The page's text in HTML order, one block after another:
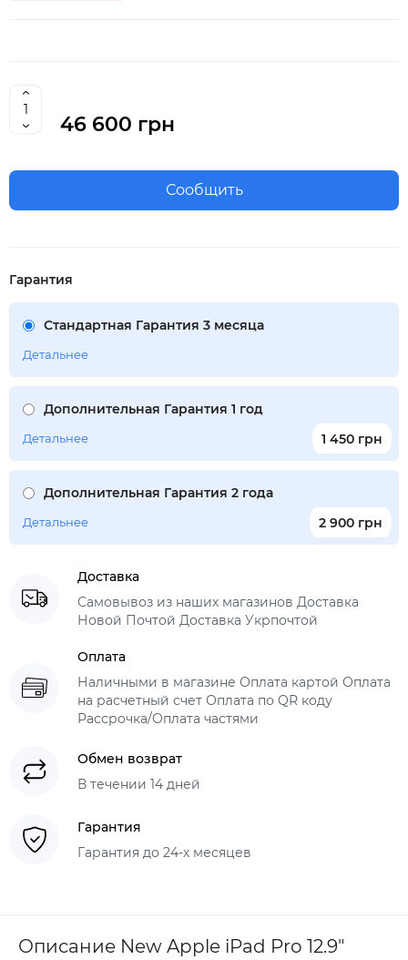
46 600 грн
Сообщить
Гарантия
Стандартная Гарантия 3 месяца
Детальнее
Дополнительная Гарантия 1 год
1 450 грн
Детальнее
Дополнительная Гарантия 2 года
2 900 грн
Детальнее
Доставка
Самовывоз из наших магазинов Доставка
Новой Почтой Доставка Укрпочтой
Оплата
Наличными в магазине Оплата картой Оплата
на расчетный счет Оплата по QR коду
Рассрочка/Оплата частями
Обмен возврат
В течении 14 дней
Гарантия
Гарантия до 24-х месяцев
Описание New Apple iPad Pro 12.9"